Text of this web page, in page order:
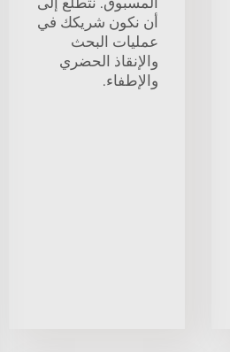
أن نكون شريكك في
عمليات البحث
والإنقاذ الحضري
والإطفاء.